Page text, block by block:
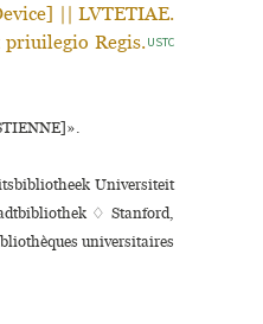
|| LVTETIAE.
Regis.USTC
Universiteit
♢ Stanford,
uni­ver­si­tai­res